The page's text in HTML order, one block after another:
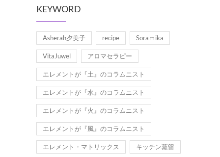
KEYWORD
Asherah夕美子 recipe Soraｍika
VitaJuwel アロマセラピー
エレメントが『土』のコラムニスト
エレメントが『水』のコラムニスト
エレメントが『火』のコラムニスト
エレメントが『風』のコラムニスト
エレメント・マトリックス キッチン蒸留